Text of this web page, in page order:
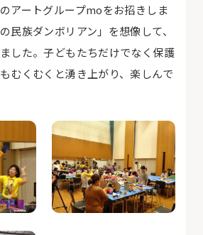
アートグループmoをお招きしま
民族ダンボリアン」を想像して、
した。子どもたちだけでなく保護
むくむくと湧き上がり、楽しんで